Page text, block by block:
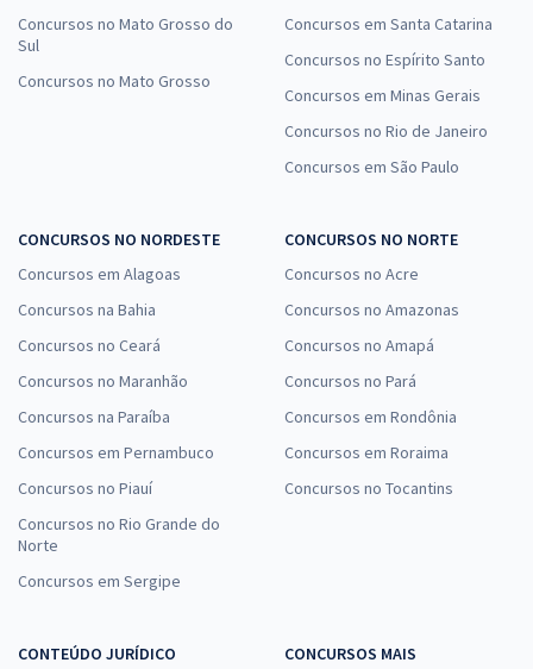
Concursos no Mato Grosso do
Sul
Concursos no Mato Grosso
Concursos em Santa Catarina
Concursos no Espírito Santo
Concursos em Minas Gerais
Concursos no Rio de Janeiro
Concursos em São Paulo
CONCURSOS NO NORDESTE
Concursos em Alagoas
Concursos na Bahia
Concursos no Ceará
Concursos no Maranhão
Concursos na Paraíba
Concursos em Pernambuco
Concursos no Piauí
Concursos no Rio Grande do
Norte
Concursos em Sergipe
CONCURSOS NO NORTE
Concursos no Acre
Concursos no Amazonas
Concursos no Amapá
Concursos no Pará
Concursos em Rondônia
Concursos em Roraima
Concursos no Tocantins
CONTEÚDO JURÍDICO
CONCURSOS MAIS